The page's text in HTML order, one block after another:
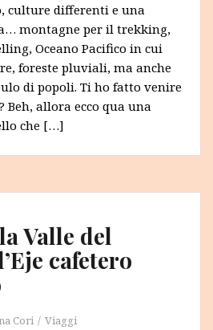
culture differenti e una
montagne per il trekking,
Oceano Pacifico in cui
foreste pluviali, ma anche
di popoli. Ti ho fatto venire
Beh, allora ecco qua una
che […]
Valle del
cafetero
Cori Viaggi